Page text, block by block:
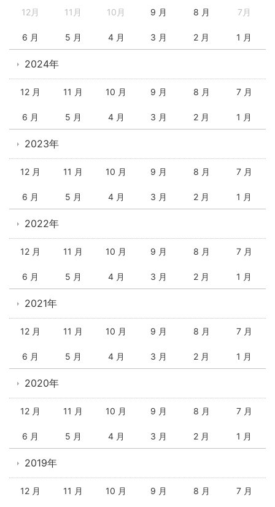
12月 11月 10月 9 月 8 月 7月
6 月 5 月 4 月 3 月 2 月 1 月
2024年
12 月 11 月 10 月 9 月 8 月 7 月
6 月 5 月 4 月 3 月 2 月 1 月
2023年
12 月 11 月 10 月 9 月 8 月 7 月
6 月 5 月 4 月 3 月 2 月 1 月
2022年
12 月 11 月 10 月 9 月 8 月 7 月
6 月 5 月 4 月 3 月 2 月 1 月
2021年
12 月 11 月 10 月 9 月 8 月 7 月
6 月 5 月 4 月 3 月 2 月 1 月
2020年
12 月 11 月 10 月 9 月 8 月 7 月
6 月 5 月 4 月 3 月 2 月 1 月
2019年
12 月 11 月 10 月 9 月 8 月 7 月